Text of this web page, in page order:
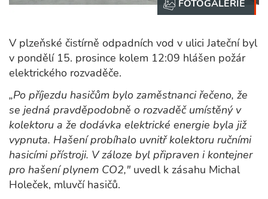
V plzeňské čistírně odpadních vod v ulici Jateční byl
v pondělí 15. prosince kolem 12:09 hlášen požár
elektrického rozvaděče.
„Po příjezdu hasičům bylo zaměstnanci řečeno, že
se jedná pravděpodobně o rozvaděč umístěný v
kolektoru a že dodávka elektrické energie byla již
vypnuta. Hašení probíhalo uvnitř kolektoru ručními
hasicími přístroji. V záloze byl připraven i kontejner
pro hašení plynem CO2," uvedl k zásahu Michal
Holeček, mluvčí hasičů.